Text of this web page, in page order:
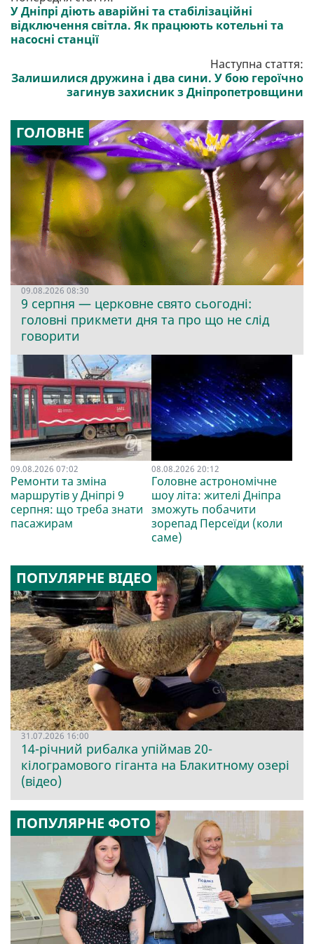
У Дніпрі діють аварійні та стабілізаційні
відключення світла. Як працюють котельні та
насосні станції
Наступна стаття:
Залишилися дружина і два сини. У бою героїчно
загинув захисник з Дніпропетровщини
ГОЛОВНЕ
09.08.2026 08:30
9 серпня — церковне свято сьогодні:
головні прикмети дня та про що не слід
говорити
09.08.2026 07:02
Ремонти та зміна
маршрутів у Дніпрі 9
серпня: що треба знати
пасажирам
08.08.2026 20:12
Головне астрономічне
шоу літа: жителі Дніпра
зможуть побачити
зорепад Персеїди (коли
саме)
ПОПУЛЯРНЕ ВІДЕО
31.07.2026 16:00
14-річний рибалка упіймав 20-
кілограмового гіганта на Блакитному озері
(відео)
ПОПУЛЯРНЕ ФОТО